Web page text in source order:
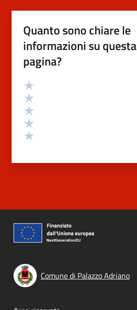
Quanto sono chiare le
informazioni su questa
pagina?
Valutazione
Comune di Palazzo Adriano